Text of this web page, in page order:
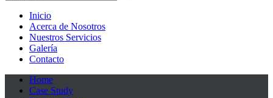
Inicio
Acerca de Nosotros
Nuestros Servicios
Galería
Contacto
Home
Case Study